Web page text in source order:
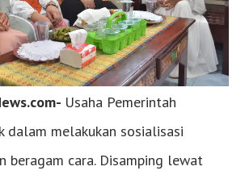
Usaha Pemerintah
dalam melakukan sosialisasi
beragam cara. Disamping lewat